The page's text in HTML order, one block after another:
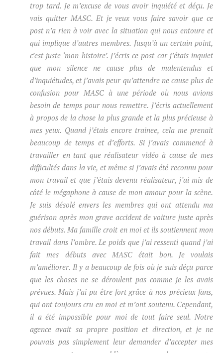
trop tard. Je m’excuse de vous avoir inquiété et déçu. Je
vais quitter MASC. Et je veux vous faire savoir que ce
post n’a rien à voir avec la situation qui nous entoure et
qui implique d’autres membres. Jusqu’à un certain point,
c’est juste ‘mon histoire’. J’écris ce post car j’étais inquiet
que mon silence ne cause plus de malentendus et
d’inquiétudes, et j’avais peur qu’attendre ne cause plus de
confusion pour MASC à une période où nous avions
besoin de temps pour nous remettre. J’écris actuellement
à propos de la chose la plus grande et la plus précieuse à
mes yeux. Quand j’étais encore trainee, cela me prenait
beaucoup de temps et d’efforts. Si j’avais commencé à
travailler en tant que réalisateur vidéo à cause de mes
difficultés dans la vie, et même si j’avais été reconnu pour
mon travail et que j’étais devenu réalisateur, j’ai mis de
côté le mégaphone à cause de mon amour pour la scène.
Je suis désolé envers les membres qui ont attendu ma
guérison après mon grave accident de voiture juste après
nos débuts. Ma famille croit en moi et ils soutiennent mon
travail dans l’ombre. Le poids que j’ai ressenti quand j’ai
fait mes débuts avec MASC était bon. Je voulais
m’améliorer. Il y a beaucoup de fois où je suis déçu parce
que les choses ne se déroulent pas comme je les avais
prévues. Mais j’ai pu être fort grâce à nos précieux fans,
qui ont toujours cru en moi et m’ont soutenu. Cependant,
il a été impossible pour moi de tout faire seul. Notre
agence avait sa propre position et direction, et je ne
pouvais pas simplement leur demander d’accepter mes